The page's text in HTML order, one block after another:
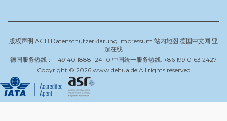
版权声明 AGB Datenschutzerklärung Impressum 站内地图 德国中文网 亚
超在线
德国服务热线： +49 40 1888 124 10 中国统一服务热线: +86 199 0163 2427
Copyright © 2026 www.dehua.de All rights reserved